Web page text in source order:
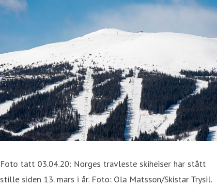
Foto tatt 03.04.20: Norges travleste skiheiser har stått
stille siden 13. mars i år. Foto: Ola Matsson/Skistar Trysil.